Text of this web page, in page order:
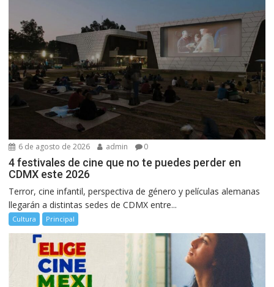
6 de agosto de 2026 admin 0
4 festivales de cine que no te puedes perder en
CDMX este 2026
Terror, cine infantil, perspectiva de género y películas alemanas
llegarán a distintas sedes de CDMX entre...
Cultura Principal